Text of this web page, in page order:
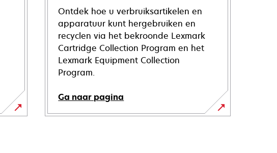
Ontdek hoe u verbruiksartikelen en
apparatuur kunt hergebruiken en
recyclen via het bekroonde Lexmark
Cartridge Collection Program en het
Lexmark Equipment Collection
Program.
Ga naar pagina